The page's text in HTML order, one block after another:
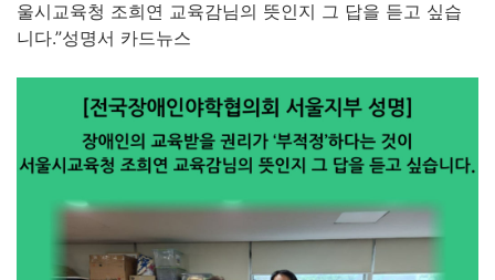
울시교육청 조희연 교육감님의 뜻인지 그 답을 듣고 싶습
니다.”성명서 카드뉴스